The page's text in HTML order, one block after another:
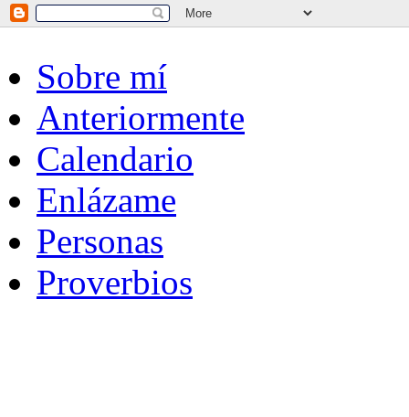
Sobre mí
Anteriormente
Calendario
Enlázame
Personas
Proverbios